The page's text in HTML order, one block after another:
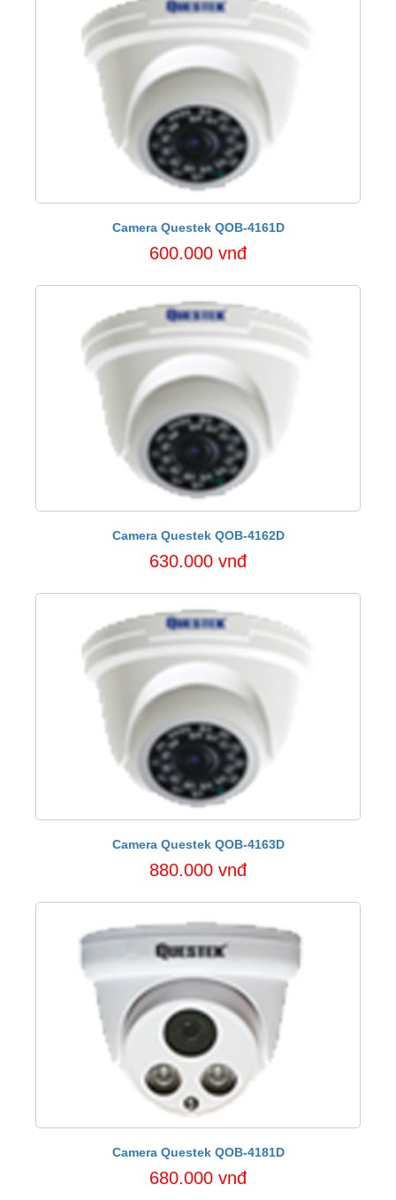
Camera Questek QOB-4161D
600.000 vnđ
Camera Questek QOB-4162D
630.000 vnđ
Camera Questek QOB-4163D
880.000 vnđ
Camera Questek QOB-4181D
680.000 vnđ